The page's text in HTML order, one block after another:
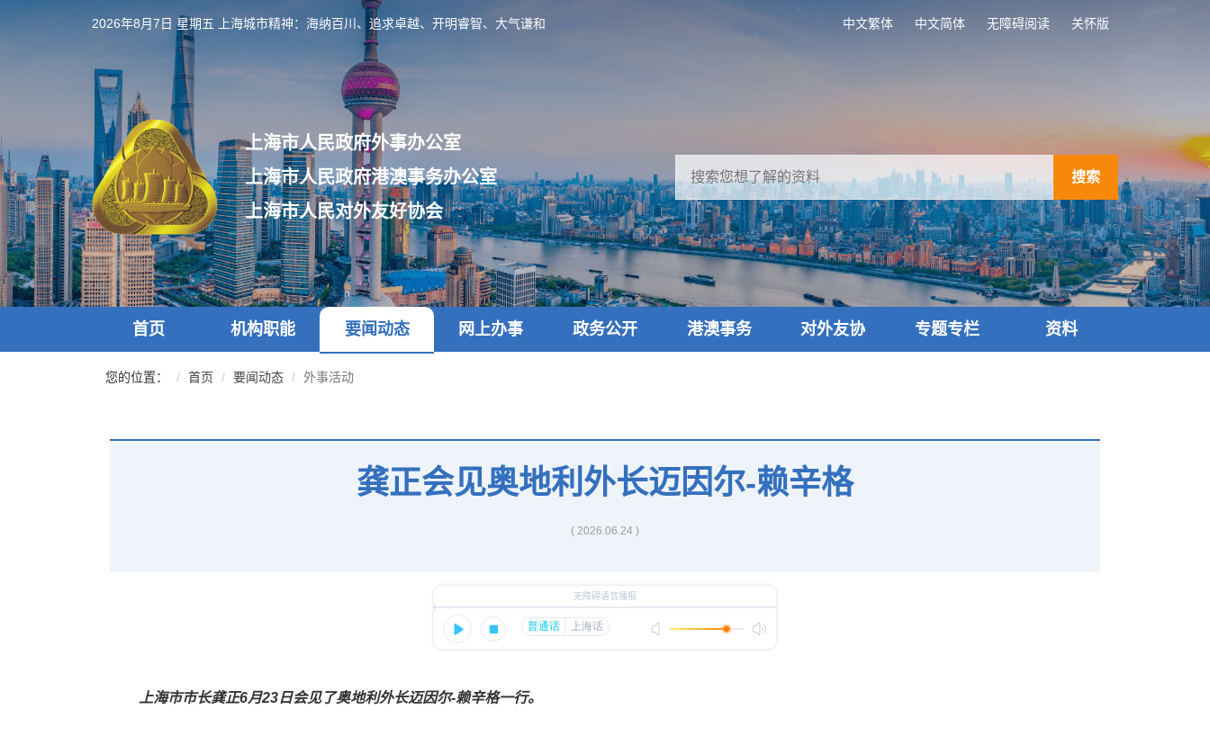
跳
转
到
主
要
内
容
区
域
2026年8月7日 星期五 上海城市精神：海纳百川、追求卓越、开明睿智、大气谦和 中文繁体 中文简体 无障碍阅读 关怀版
上海市人民政府外事办公室
上海市人民政府港澳事务办公室
上海市人民对外友好协会
搜索
首页 机构职能 要闻动态 网上办事 政务公开 港澳事务 对外友协 专题专栏 资料
您的位置： 首页 要闻动态 外事活动
龚正会见奥地利外长迈因尔-赖辛格
( 2026.06.24 )
上海市市长龚正6月23日会见了奥地利外长迈因尔-赖辛格一行。